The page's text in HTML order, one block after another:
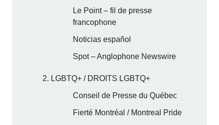
Le Point – fil de presse
francophone
Noticias español
Spot – Anglophone Newswire
2. LGBTQ+ / DROITS LGBTQ+
Conseil de Presse du Québec
Fierté Montréal / Montreal Pride